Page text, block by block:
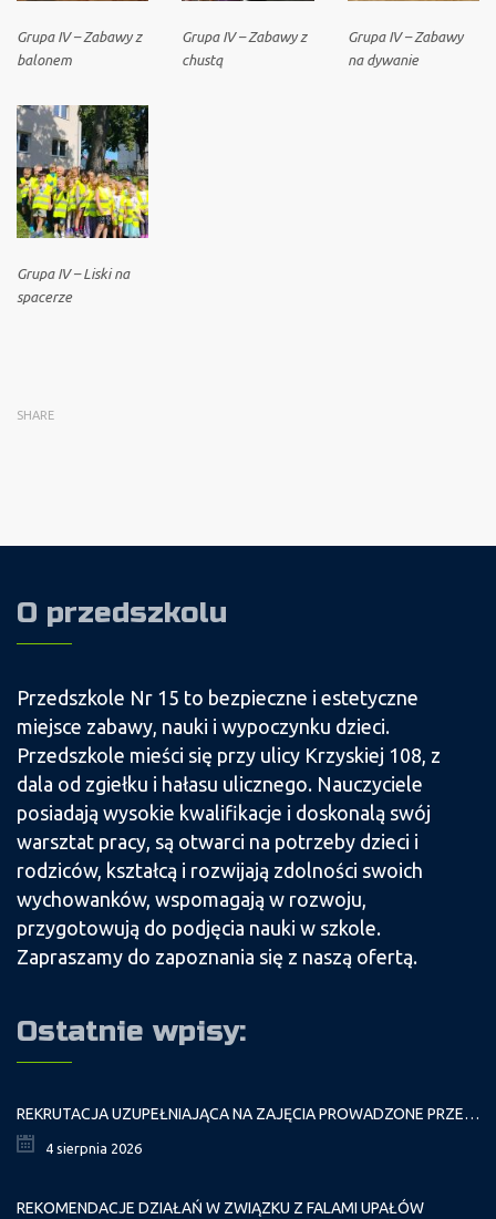
Grupa IV – Zabawy z
balonem
Grupa IV – Zabawy z
chustą
Grupa IV – Zabawy
na dywanie
Grupa IV – Liski na
spacerze
SHARE
O przedszkolu
Przedszkole Nr 15 to bezpieczne i estetyczne
miejsce zabawy, nauki i wypoczynku dzieci.
Przedszkole mieści się przy ulicy Krzyskiej 108, z
dala od zgiełku i hałasu ulicznego. Nauczyciele
posiadają wysokie kwalifikacje i doskonalą swój
warsztat pracy, są otwarci na potrzeby dzieci i
rodziców, kształcą i rozwijają zdolności swoich
wychowanków, wspomagają w rozwoju,
przygotowują do podjęcia nauki w szkole.
Zapraszamy do zapoznania się z naszą ofertą.
Ostatnie wpisy:
REKRUTACJA UZUPEŁNIAJĄCA NA ZAJĘCIA PROWADZONE PRZEZ PAŁAC MŁODZIEŻY W ROKU SZKOLNYM 2026/2027
4 sierpnia 2026
REKOMENDACJE DZIAŁAŃ W ZWIĄZKU Z FALAMI UPAŁÓW